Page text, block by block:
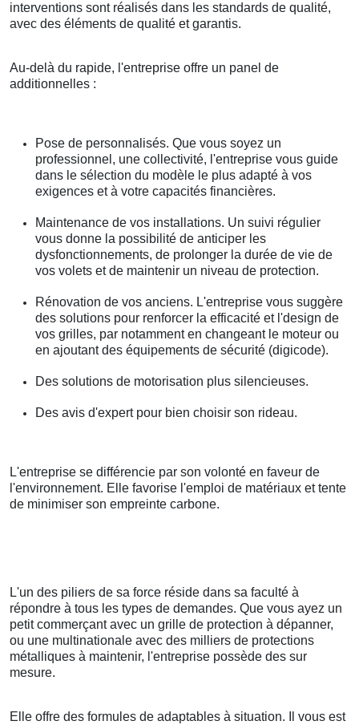
interventions sont réalisés dans les standards de qualité,
avec des éléments de qualité et garantis.
Au-delà du rapide, l'entreprise offre un panel de
additionnelles :
Pose de personnalisés. Que vous soyez un
professionnel, une collectivité, l'entreprise vous guide
dans le sélection du modèle le plus adapté à vos
exigences et à votre capacités financières.
Maintenance de vos installations. Un suivi régulier
vous donne la possibilité de anticiper les
dysfonctionnements, de prolonger la durée de vie de
vos volets et de maintenir un niveau de protection.
Rénovation de vos anciens. L'entreprise vous suggère
des solutions pour renforcer la efficacité et l'design de
vos grilles, par notamment en changeant le moteur ou
en ajoutant des équipements de sécurité (digicode).
Des solutions de motorisation plus silencieuses.
Des avis d'expert pour bien choisir son rideau.
L'entreprise se différencie par son volonté en faveur de
l'environnement. Elle favorise l'emploi de matériaux et tente
de minimiser son empreinte carbone.
L'un des piliers de sa force réside dans sa faculté à
répondre à tous les types de demandes. Que vous ayez un
petit commerçant avec un grille de protection à dépanner,
ou une multinationale avec des milliers de protections
métalliques à maintenir, l'entreprise possède des sur
mesure.
Elle offre des formules de adaptables à situation. Il vous est